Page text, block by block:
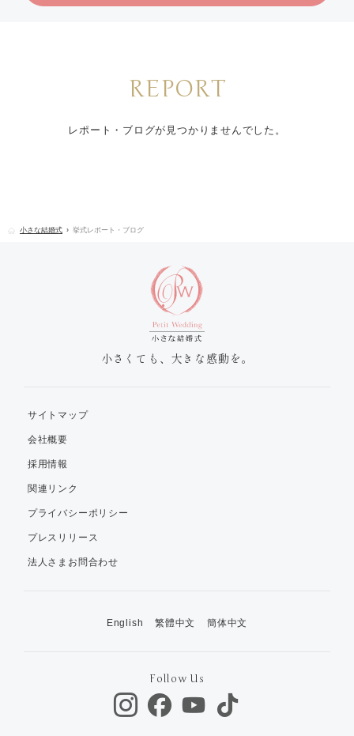
REPORT
レポート・ブログが見つかりませんでした。
小さな結婚式 挙式レポート・ブログ
小さくても、大きな感動を。
サイトマップ
会社概要
採用情報
関連リンク
プライバシーポリシー
プレスリリース
法人さまお問合わせ
English 繁體中文 簡体中文
Follow Us